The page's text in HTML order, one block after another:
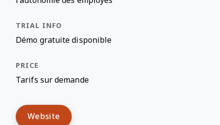
Démo gratuite disponible
Tarifs sur demande
Website